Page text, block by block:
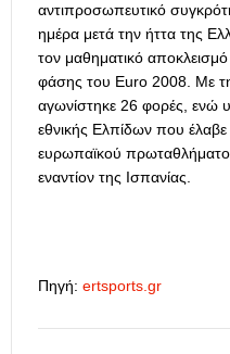
αντιπροσωπευτικό
ημέρα μετά την ήττα της
τον μαθηματικό
φάσης του Euro 2008. Με
αγωνίστηκε 26 φορές, ενώ
εθνικής Ελπίδων που έλαβε
ευρωπαϊκού
εναντίον της Ισπανίας.
Πηγή: ertsports.gr